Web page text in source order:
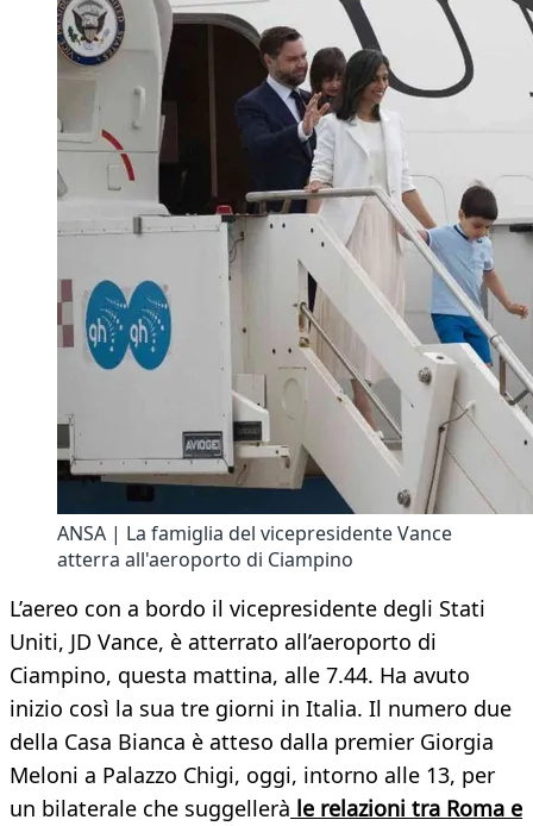
ANSA | La famiglia del vicepresidente Vance
atterra all'aeroporto di Ciampino
L’aereo con a bordo il vicepresidente degli Stati
Uniti, JD Vance, è atterrato all’aeroporto di
Ciampino, questa mattina, alle 7.44. Ha avuto
inizio così la sua tre giorni in Italia. Il numero due
della Casa Bianca è atteso dalla premier Giorgia
Meloni a Palazzo Chigi, oggi, intorno alle 13, per
un bilaterale che suggellerà le relazioni tra Roma e